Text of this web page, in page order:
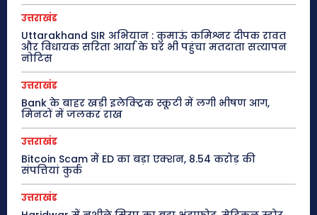
उत्तराखंड
Uttarakhand SIR अभियान : कुमाऊं कमिश्नर दीपक रावत
और विधायक सरिता आर्या के घर भी पहुंचा मतदाता सत्यापन
नोटिस
उत्तराखंड
Bank के बाहर खड़ी इलेक्ट्रिक स्कूटी में लगी भीषण आग,
मिनटों में जलकर राख
उत्तराखंड
Bitcoin Scam में ED का बड़ा एक्शन, 8.54 करोड़ की
संपत्तियां कुर्क
उत्तराखंड